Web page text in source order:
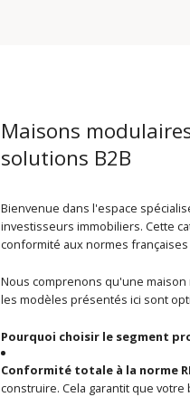
Maisons
solutions B2B
Bienvenue dans l'espace
investisseurs immobiliers. Cette
conformité aux normes
Nous comprenons qu'une
les modèles présentés ici sont
Pourquoi choisir le segment
Conformité totale à la norme
construire. Cela garantit que